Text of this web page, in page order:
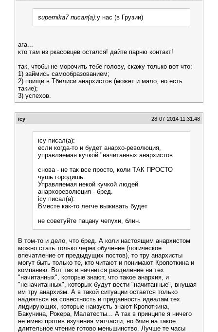
supernika7 писал(а):у нас (в Грузии)
ага...
кто там из ркасовцев остался! дайте парню контакт!
так, чтобы не морочить тебе голову, скажу только вот что:
1) займись самообразованием;
2) поищи в Тбилиси анархистов (может и мало, но есть
такие);
3) успехов.
icy 28-07-2014 11:31:48
icy писал(а):
если когда-то и будет анархо-революция,
управляемая кучкой "начитанных анархистов
снова - не так все просто, коли ТАК ПРОСТО
чушь городишь.
Управляемая некой кучкой людей
анархореволюция - бред.
icy писал(а):
Вместе как-то легче выживать будет
не советуйте пацану чепухи, блин.
В том-то и дело, что бред. А коли настоящим анархистом
можно стать только через обучение (логическое
впечатление от предыдущих постов), то тру анархисты
могут быть только те, кто читают и понимают Кропоткина и
компанию. Вот так и начнется разделение на тех
"начитанных", которые знают, что такое анархия, и
"неначитанных", которых будут вести "начитанные", внушая
им тру анархизм. А в такой ситуации остается только
надеяться на совестность и преданность идеалам тех
лидирующих, которые наизусть знают Кропоткина,
Бакунина, Рокера, Малатесты... А так в принципе я ничего
не имею против изучения матчасти, но блин на такое
длительное чтение готово меньшинство. Лучше те часы